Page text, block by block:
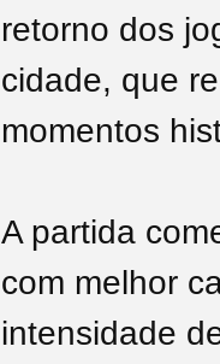
retorno dos
cidade, que
momentos
A partida
com melhor
intensidade